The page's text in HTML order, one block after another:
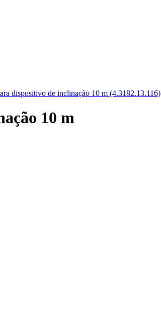
dispositivo de inclinação 10 m (4.3182.13.116)
10 m